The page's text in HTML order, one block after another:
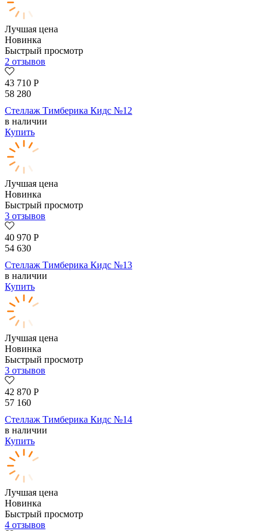
Лучшая цена
Новинка
Быстрый просмотр
2 отзывов
43 710 Р
58 280
Стеллаж Тимберика Кидс №12
в наличии
Купить
Лучшая цена
Новинка
Быстрый просмотр
3 отзывов
40 970 Р
54 630
Стеллаж Тимберика Кидс №13
в наличии
Купить
Лучшая цена
Новинка
Быстрый просмотр
3 отзывов
42 870 Р
57 160
Стеллаж Тимберика Кидс №14
в наличии
Купить
Лучшая цена
Новинка
Быстрый просмотр
4 отзывов